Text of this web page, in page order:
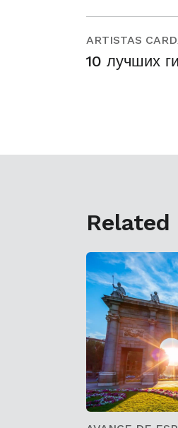
ARTISTAS
10 лучших